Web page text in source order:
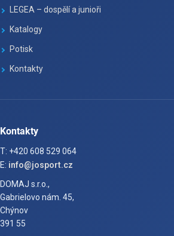
LEGEA – dospělí a junioři
Katalogy
Potisk
Kontakty
Kontakty
T: +420 608 529 064
E: info@josport.cz
DOMAJ s.r.o.,
Gabrielovo nám. 45,
Chýnov
391 55